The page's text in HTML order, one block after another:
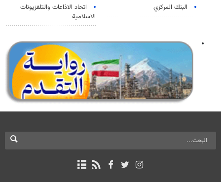
البنك المركزي
اتحاد الاذاعات والتلفزيونات
الاسلامية